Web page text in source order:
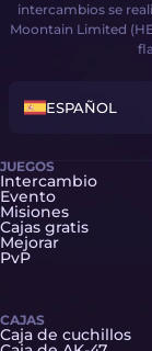
intercambios se
Moontain Limited
ESPAÑOL
JUEGOS
Intercambio
Evento
Misiones
Cajas gratis
Mejorar
PvP
CAJAS
Caja de cuchillos